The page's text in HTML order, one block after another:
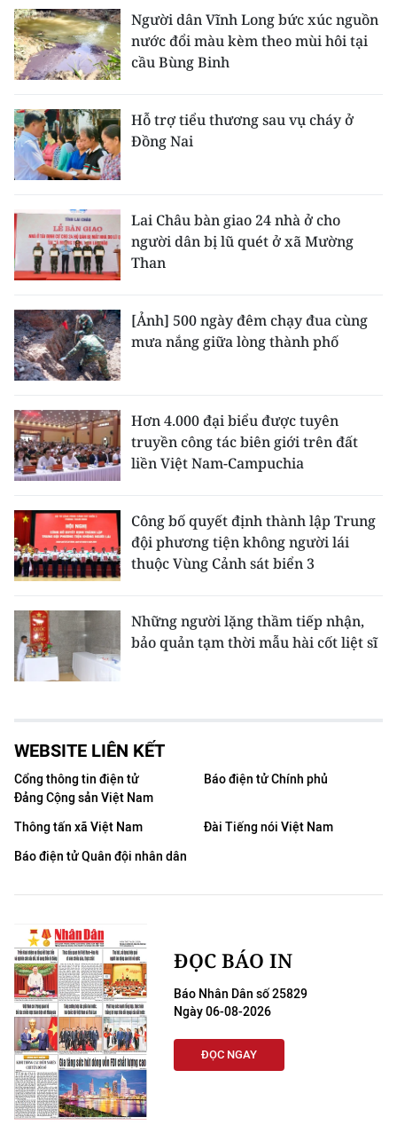
Người dân Vĩnh Long bức xúc nguồn
nước đổi màu kèm theo mùi hôi tại
cầu Bùng Binh
Hỗ trợ tiểu thương sau vụ cháy ở
Đồng Nai
Lai Châu bàn giao 24 nhà ở cho
người dân bị lũ quét ở xã Mường
Than
[Ảnh] 500 ngày đêm chạy đua cùng
mưa nắng giữa lòng thành phố
Hơn 4.000 đại biểu được tuyên
truyền công tác biên giới trên đất
liền Việt Nam-Campuchia
Công bố quyết định thành lập Trung
đội phương tiện không người lái
thuộc Vùng Cảnh sát biển 3
Những người lặng thầm tiếp nhận,
bảo quản tạm thời mẫu hài cốt liệt sĩ
WEBSITE LIÊN KẾT
Cổng thông tin điện tử
Đảng Cộng sản Việt Nam
Báo điện tử Chính phủ
Thông tấn xã Việt Nam
Đài Tiếng nói Việt Nam
Báo điện tử Quân đội nhân dân
ĐỌC BÁO IN
Báo Nhân Dân số 25829
Ngày 06-08-2026
ĐỌC NGAY